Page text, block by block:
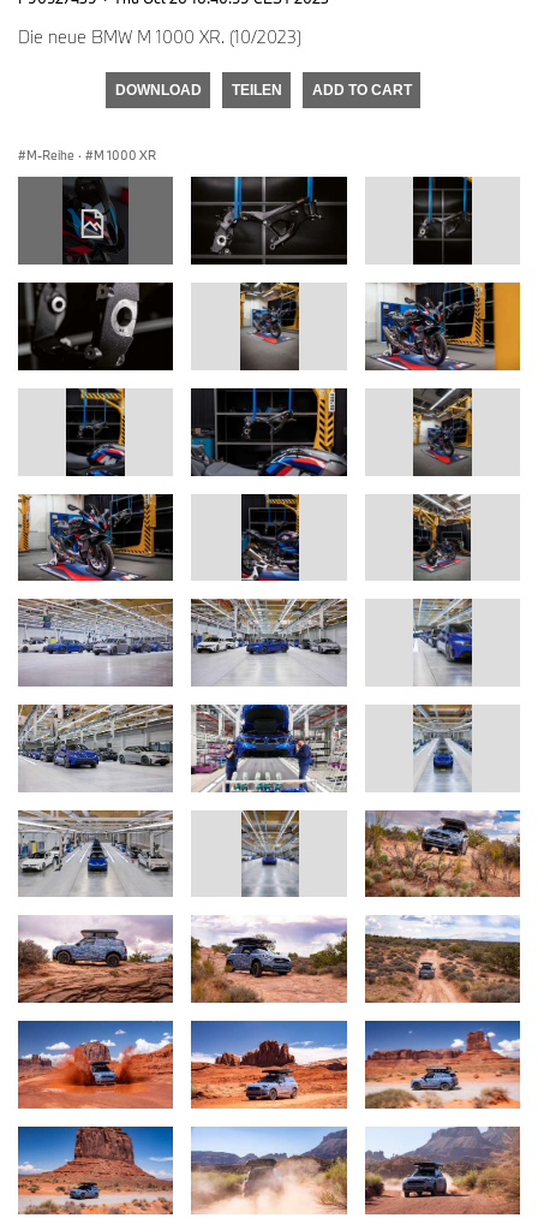
Die neue BMW M 1000 XR. (10/2023)
DOWNLOAD TEILEN ADD TO CART
M-Reihe · M 1000 XR